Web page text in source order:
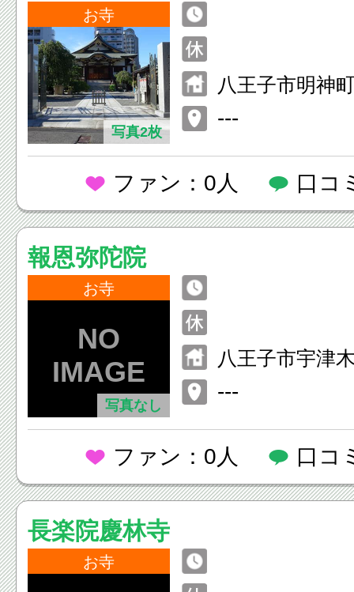
お寺
写真2枚
八王子市明神
---
ファン：0人 口コ
報恩弥陀院
お寺
写真なし
八王子市宇津
---
ファン：0人 口コ
長楽院慶林寺
お寺